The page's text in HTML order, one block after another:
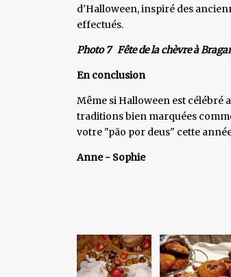
d'Halloween, inspiré des
effectués.
Photo 7 Fête de la chèvre à
En conclusion
Même si Halloween est célébré
traditions bien marquées
votre "pão por deus" cette
Anne - Sophie